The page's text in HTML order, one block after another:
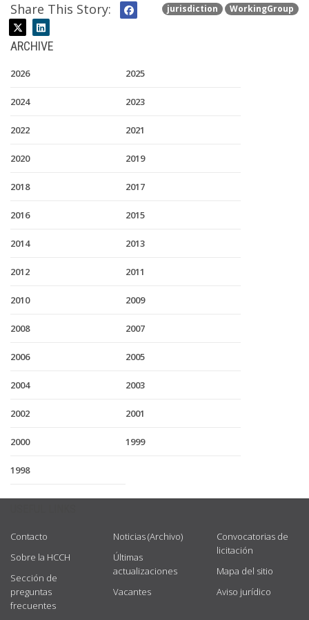
jurisdiction WorkingGroup
Share This Story:
ARCHIVE
2026 2025
2024 2023
2022 2021
2020 2019
2018 2017
2016 2015
2014 2013
2012 2011
2010 2009
2008 2007
2006 2005
2004 2003
2002 2001
2000 1999
1998
Contacto
Sobre la HCCH
Sección de
preguntas
frecuentes
Noticias (Archivo)
Últimas
actualizaciones
Vacantes
Convocatorias de
licitación
Mapa del sitio
Aviso jurídico